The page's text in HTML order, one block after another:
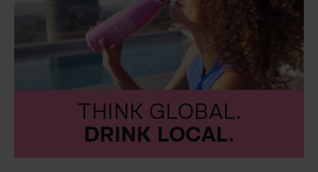
THINK GLOBAL.
DRINK LOCAL.